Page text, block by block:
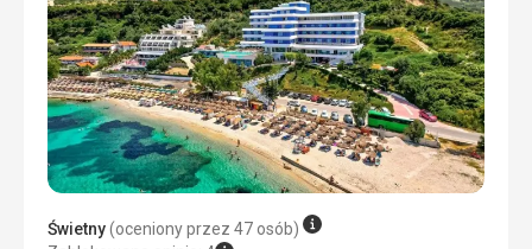
Świetny(oceniony przez 47 osób)